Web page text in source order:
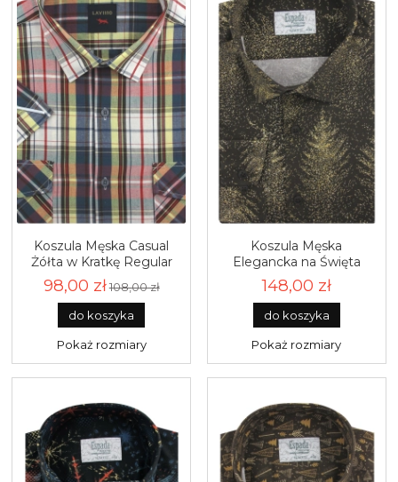
Koszula Męska Casual
Żółta w Kratkę Regular
Laviino R208
98,00 zł108,00 zł
do koszyka
Pokaż rozmiary
Koszula Męska
Elegancka na Święta
brązowa z Motywem
Świątecznym z długim
rękawem w kroju SLIM
FIT Espada Men's Wear
L045
148,00 zł
do koszyka
Pokaż rozmiary